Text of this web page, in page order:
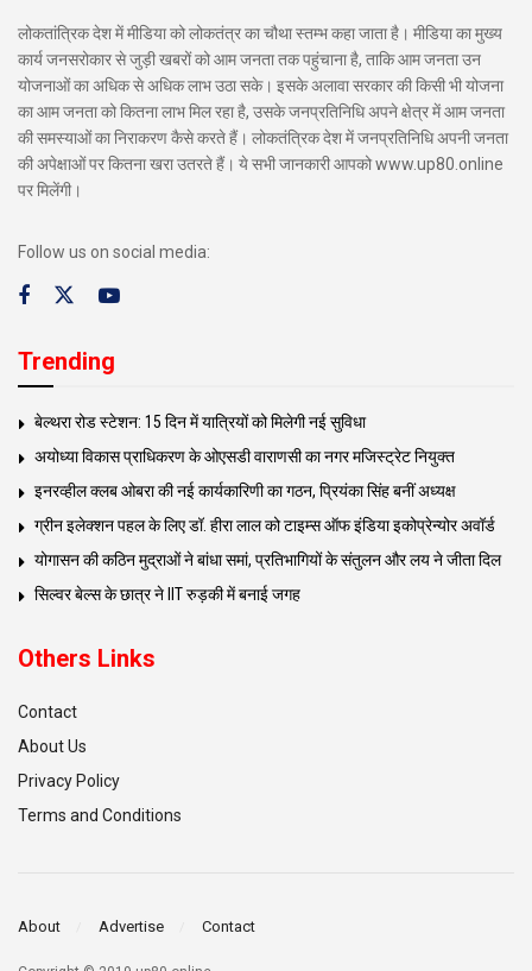
लोकतांत्रिक देश में मीडिया को लोकतंत्र का चौथा स्तम्भ कहा जाता है। मीडिया का मुख्य
कार्य जनसरोकार से जुड़ी खबरों को आम जनता तक पहुंचाना है, ताकि आम जनता उन
योजनाओं का अधिक से अधिक लाभ उठा सके। इसके अलावा सरकार की किसी भी योजना
का आम जनता को कितना लाभ मिल रहा है, उसके जनप्रतिनिधि अपने क्षेत्र में आम जनता
की समस्याओं का निराकरण कैसे करते हैं। लोकतंत्रिक देश में जनप्रतिनिधि अपनी जनता
की अपेक्षाओं पर कितना खरा उतरते हैं। ये सभी जानकारी आपको www.up80.online
पर मिलेंगी।
Follow us on social media:
Trending
बेल्थरा रोड स्टेशन: 15 दिन में यात्रियों को मिलेगी नई सुविधा
अयोध्या विकास प्राधिकरण के ओएसडी वाराणसी का नगर मजिस्ट्रेट नियुक्त
इनरव्हील क्लब ओबरा की नई कार्यकारिणी का गठन, प्रियंका सिंह बनीं अध्यक्ष
ग्रीन इलेक्शन पहल के लिए डॉ. हीरा लाल को टाइम्स ऑफ इंडिया इकोप्रेन्योर अवॉर्ड
योगासन की कठिन मुद्राओं ने बांधा समां, प्रतिभागियों के संतुलन और लय ने जीता दिल
सिल्वर बेल्स के छात्र ने IIT रुड़की में बनाई जगह
Others Links
Contact
About Us
Privacy Policy
Terms and Conditions
About Advertise Contact